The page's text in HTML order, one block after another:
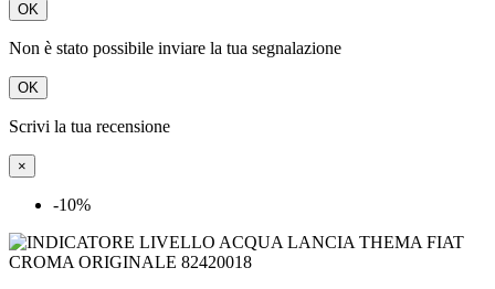
OK
Non è stato possibile inviare la tua segnalazione
OK
Scrivi la tua recensione
×
-10%